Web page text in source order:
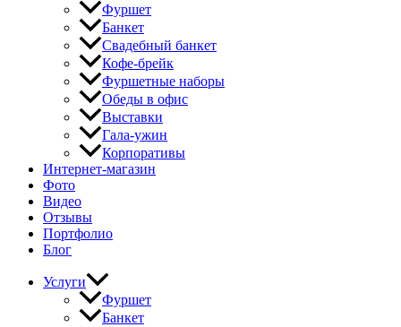
Фуршет
Банкет
Свадебный банкет
Кофе-брейк
Фуршетные наборы
Обеды в офис
Выставки
Гала-ужин
Корпоративы
Интернет-магазин
Фото
Видео
Отзывы
Портфолио
Блог
Услуги
Фуршет
Банкет